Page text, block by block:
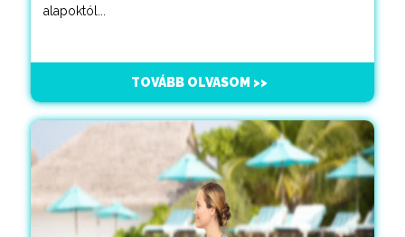
alapoktól...
TOVÁBB OLVASOM >>